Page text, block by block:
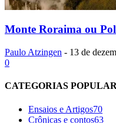
Monte Roraima ou
Paulo Atzingen - 13 de
0
CATEGORIAS
Ensaios e Artigos70
Crônicas e contos63